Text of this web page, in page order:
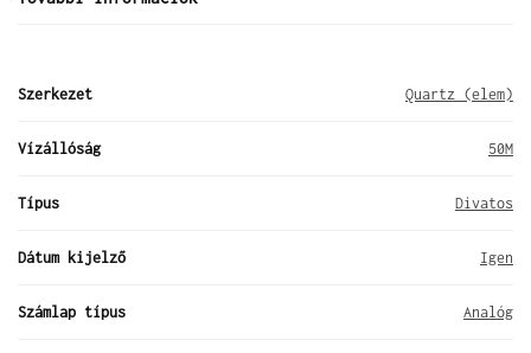
Szerkezet Quartz (elem)
Vízállóság 50M
Típus Divatos
Dátum kijelző Igen
Számlap típus Analóg